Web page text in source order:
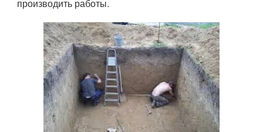
производить работы.